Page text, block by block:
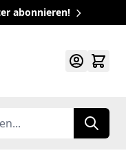
abonnieren!